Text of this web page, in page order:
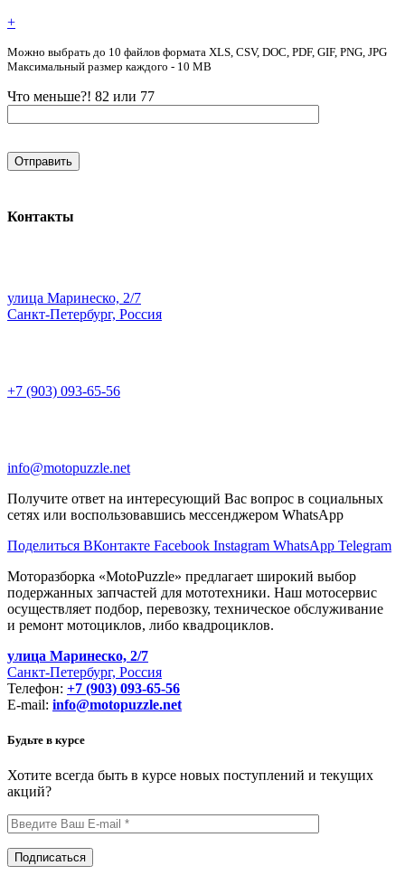
+
Можно выбрать до 10 файлов формата XLS, CSV, DOC, PDF, GIF, PNG, JPG
Максимальный размер каждого - 10 MB
Что меньше?! 82 или 77
Контакты
улица Маринеско, 2/7
Санкт-Петербург, Россия
+7 (903) 093-65-56
info@motopuzzle.net
Получите ответ на интересующий Вас вопрос в социальных
сетях или воспользовавшись мессенджером WhatsApp
Поделиться ВКонтакте Facebook Instagram WhatsApp Telegram
Моторазборка «MotoPuzzle» предлагает широкий выбор
подержанных запчастей для мототехники. Наш мотосервис
осуществляет подбор, перевозку, техническое обслуживание
и ремонт мотоциклов, либо квадроциклов.
улица Маринеско, 2/7
Санкт-Петербург, Россия
Телефон: +7 (903) 093-65-56
E-mail: info@motopuzzle.net
Будьте в курсе
Хотите всегда быть в курсе новых поступлений и текущих
акций?